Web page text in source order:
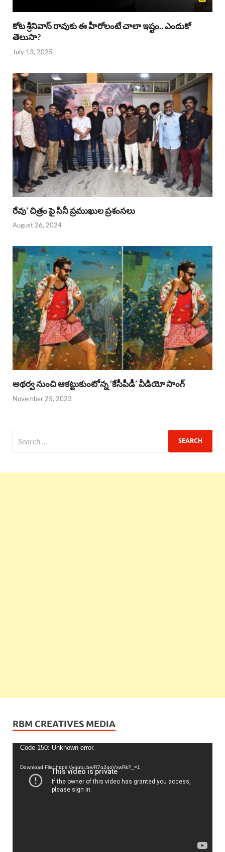
కోట శ్రీనివాస్ రావుకు ఈ హీరోలంటే చాలా ఇష్టం.. ఎందుకో
తెలుసా?
July 13, 2025
రేవు’ చిత్రం పై సినీ ప్రముఖుల ప్రశంసలు
August 26, 2024
అథర్వ నుంచి ఆకట్టుకుంటోన్న ‘కేసీపీడీ’ వీడియో సాంగ్
November 25, 2023
RBM CREATIVES MEDIA
Video
Code 150: Unknown error.
Download File: https://youtu.be/R7o2qoVxwRk?_=1